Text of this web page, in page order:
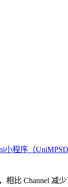
小程序（
比 Channel 减